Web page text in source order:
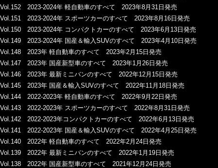
Vol.152 2023-2024年 軽自動車のすべて 2023年8月31日発売
Vol.151 2023-2024年 スポーツカーのすべて 2023年8月16日発売
Vol.150 2023-2024年 コンパクトカーのすべて 2023年6月13日発売
Vol.149 2023-2024年 国産＆輸入SUVのすべて 2023年4月10日発売
Vol.148 2023年 軽自動車のすべて 2023年2月15日発売
Vol.147 2023年 国産新型車のすべて 2023年1月26日発売
Vol.146 2023年 最新ミニバンのすべて 2022年12月15日発売
Vol.145 2023年 国産＆輸入SUVのすべて 2022年11月18日発売
Vol.144 2022-2023年 軽自動車のすべて 2022年9月22日発売
Vol.143 2022-2023年 スポーツカーのすべて 2022年8月31日発売
Vol.142 2022-2023年コンパクトカーのすべて 2022年6月13日発売
Vol.141 2022-2023年 国産＆輸入SUVのすべて 2022年4月25日発売
Vol.140 2022年 軽自動車のすべて 2022年2月24日発売
Vol.139 2022年 最新ミニバンのすべて 2022年1月19日発売
Vol.138 2022年 国産新型車のすべて 2021年12月24日発売